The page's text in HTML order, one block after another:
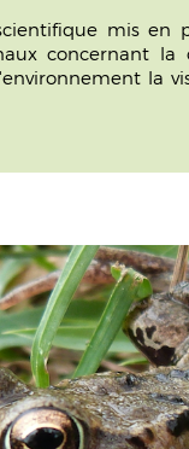
mis en
concernant
la